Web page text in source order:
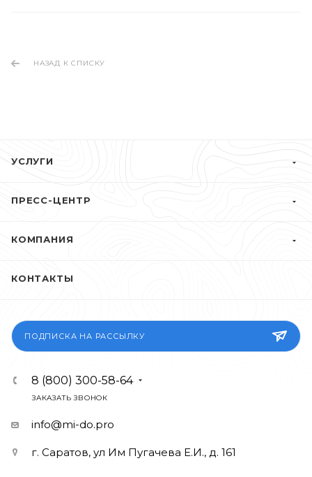
НАЗАД К СПИСКУ
УСЛУГИ
ПРЕСС-ЦЕНТР
КОМПАНИЯ
КОНТАКТЫ
ПОДПИСКА НА РАССЫЛКУ
8 (800) 300-58-64
ЗАКАЗАТЬ ЗВОНОК
info@mi-do.pro
г. Саратов, ул Им Пугачева Е.И., д. 161